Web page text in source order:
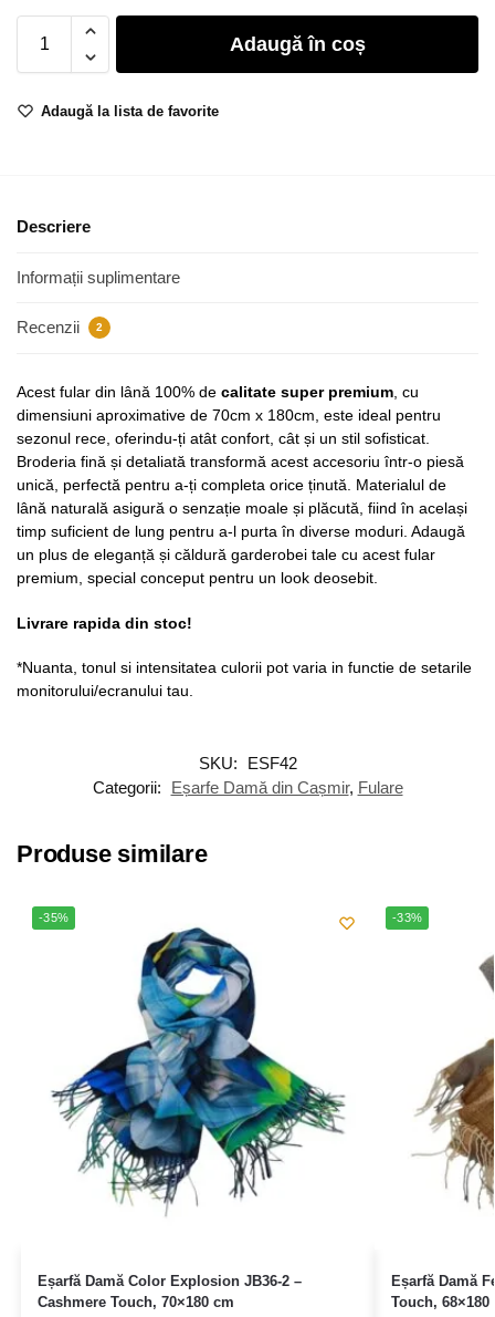
Adaugă în coș
Adaugă la lista de favorite
Descriere
Informații suplimentare
Recenzii 2
Acest fular din lână 100% de calitate super premium, cu
dimensiuni aproximative de 70cm x 180cm, este ideal pentru
sezonul rece, oferindu-ți atât confort, cât și un stil sofisticat.
Broderia fină și detaliată transformă acest accesoriu într-o piesă
unică, perfectă pentru a-ți completa orice ținută. Materialul de
lână naturală asigură o senzație moale și plăcută, fiind în același
timp suficient de lung pentru a-l purta în diverse moduri. Adaugă
un plus de eleganță și căldură garderobei tale cu acest fular
premium, special conceput pentru un look deosebit.
Livrare rapida din stoc!
*Nuanta, tonul si intensitatea culorii pot varia in functie de setarile
monitorului/ecranului tau.
SKU:
ESF42
Categorii:
Eșarfe Damă din Cașmir, Fulare
Produse similare
-35%
Eșarfă Damă Color Explosion JB36-2 –
Cashmere Touch, 70×180 cm
-33%
Eșarfă Damă
Touch, 68×180